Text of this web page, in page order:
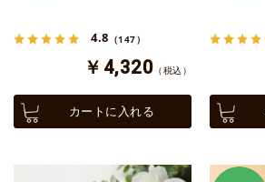
4.8 （147）
￥4,320 （税込）
カートに入れる